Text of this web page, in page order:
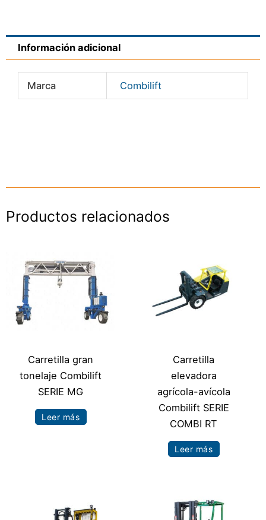
Información adicional
Marca Combilift
Productos relacionados
Carretilla gran
tonelaje Combilift
SERIE MG
Leer más
Carretilla
elevadora
agrícola-avícola
Combilift SERIE
COMBI RT
Leer más